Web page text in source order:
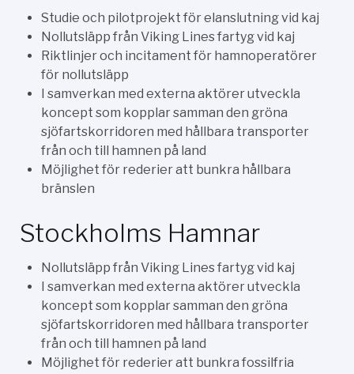
Studie och pilotprojekt för elanslutning vid kaj
Nollutsläpp från Viking Lines fartyg vid kaj
Riktlinjer och incitament för hamnoperatörer
för nollutsläpp
I samverkan med externa aktörer utveckla
koncept som kopplar samman den gröna
sjöfartskorridoren med hållbara transporter
från och till hamnen på land
Möjlighet för rederier att bunkra hållbara
bränslen
Stockholms Hamnar
Nollutsläpp från Viking Lines fartyg vid kaj
I samverkan med externa aktörer utveckla
koncept som kopplar samman den gröna
sjöfartskorridoren med hållbara transporter
från och till hamnen på land
Möjlighet för rederier att bunkra fossilfria